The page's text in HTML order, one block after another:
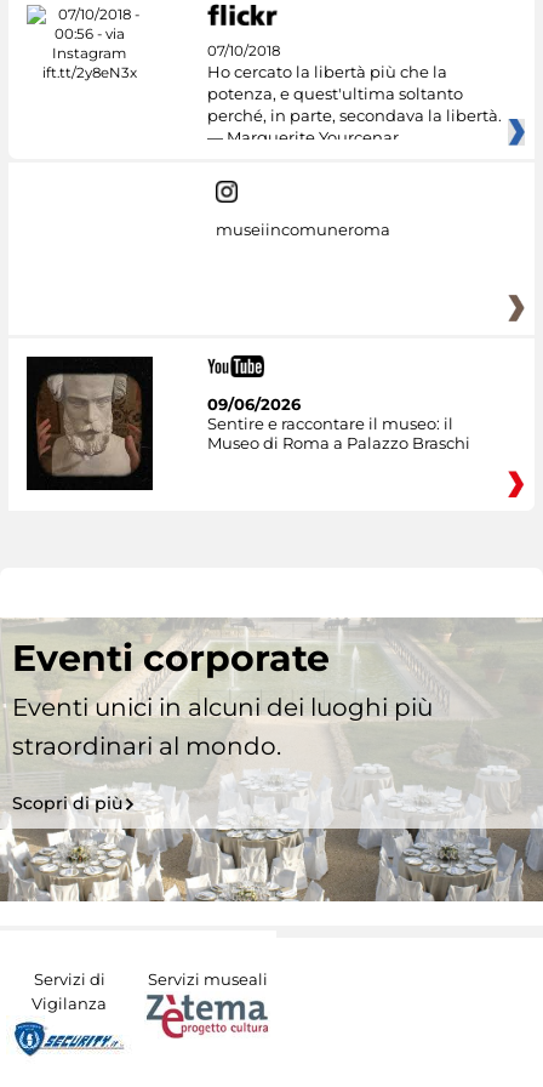
07/10/2018
Ho cercato la libertà più che la
potenza, e quest'ultima soltanto
perché, in parte, secondava la libertà.
— Marguerite Yourcenar
museiincomuneroma
09/06/2026
Sentire e raccontare il museo: il
Museo di Roma a Palazzo Braschi
Eventi corporate
Eventi unici in alcuni dei luoghi più
straordinari al mondo.
Scopri di più
Servizi di
Vigilanza
Servizi museali